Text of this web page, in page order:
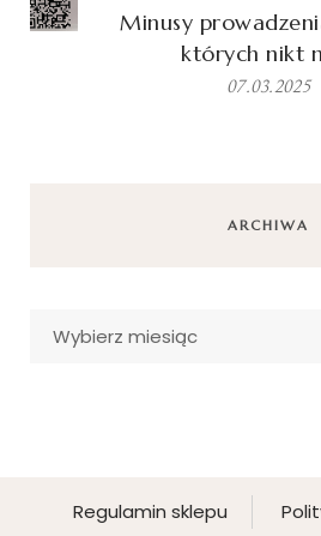
Minusy
których nikt
07.03.2025
ARCHIWA
Regulamin sklepu